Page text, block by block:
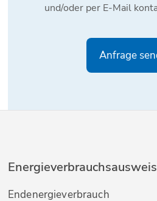
Energieverbrauchsausweis
Endenergieverbrauch